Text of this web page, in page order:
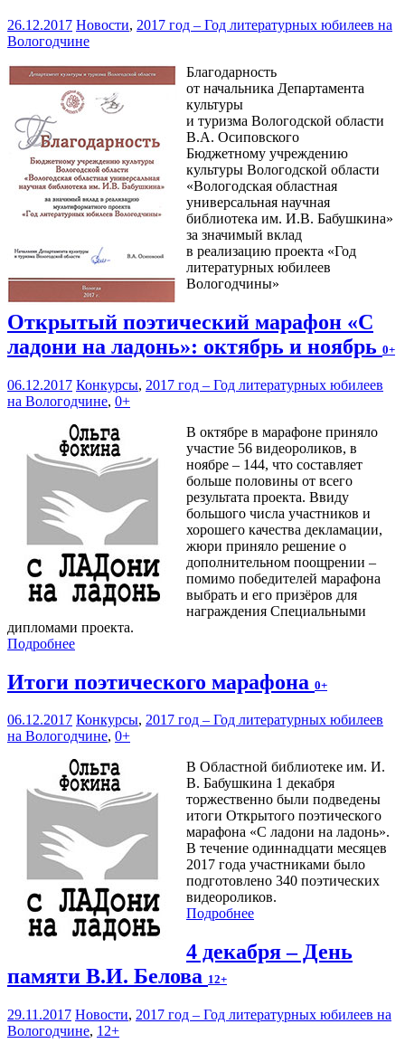
26.12.2017 Новости, 2017 год – Год литературных юбилеев на
Вологодчине
Благодарность
от начальника Департамента
культуры
и туризма Вологодской области
В.А. Осиповского
Бюджетному учреждению
культуры Вологодской области
«Вологодская областная
универсальная научная
библиотека им. И.В. Бабушкина»
за значимый вклад
в реализацию проекта «Год
литературных юбилеев
Вологодчины»
Открытый поэтический марафон «С
ладони на ладонь»: октябрь и ноябрь 0+
06.12.2017 Конкурсы, 2017 год – Год литературных юбилеев
на Вологодчине, 0+
В октябре в марафоне приняло
участие 56 видеороликов, в
ноябре – 144, что составляет
больше половины от всего
результата проекта. Ввиду
большого числа участников и
хорошего качества декламации,
жюри приняло решение о
дополнительном поощрении –
помимо победителей марафона
выбрать и его призёров для
награждения Специальными
дипломами проекта.
Подробнее
Итоги поэтического марафона 0+
06.12.2017 Конкурсы, 2017 год – Год литературных юбилеев
на Вологодчине, 0+
В Областной библиотеке им. И.
В. Бабушкина 1 декабря
торжественно были подведены
итоги Открытого поэтического
марафона «С ладони на ладонь».
В течение одиннадцати месяцев
2017 года участниками было
подготовлено 340 поэтических
видеороликов.
Подробнее
4 декабря – День
памяти В.И. Белова 12+
29.11.2017 Новости, 2017 год – Год литературных юбилеев на
Вологодчине, 12+